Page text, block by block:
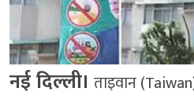
नई दिल्ली। ताइवान